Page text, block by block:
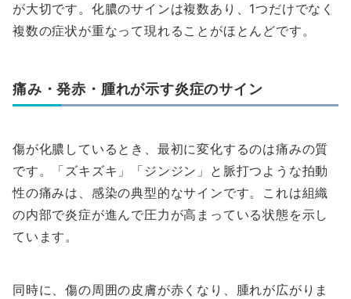
が大切です。化膿のサインは複数あり、1つだけでなく
複数の症状が重なって現れることがほとんどです。
痛み・発赤・腫れが示す炎症のサイン
傷が化膿しているとき、最初に変化するのは痛みの質
です。「ズキズキ」「ジンジン」と脈打つような拍動
性の痛みは、感染の典型的なサインです。これは組織
の内部で炎症が進んで圧力が高まっている状態を示し
ています。
同時に、傷の周囲の皮膚が赤くなり、腫れが広がりま